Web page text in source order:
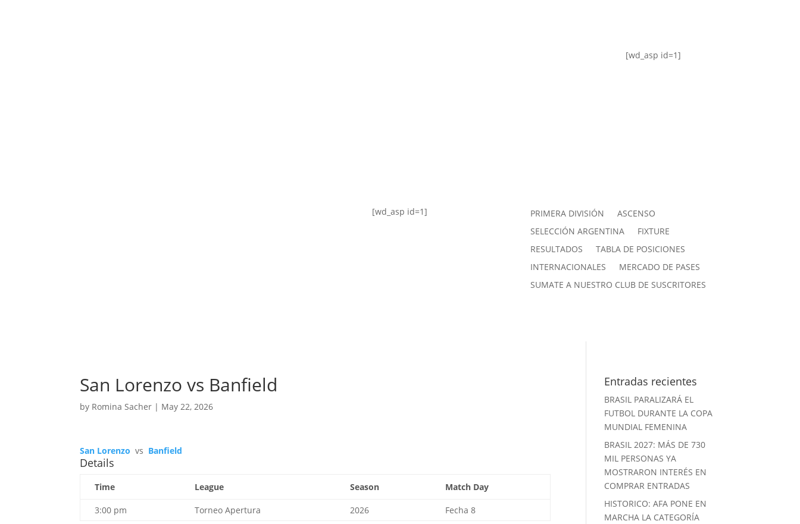
[wd_asp id=1]
[wd_asp id=1] PRIMERA DIVISIÓN
ASCENSO
SELECCIÓN ARGENTINA
FIXTURE
RESULTADOS
TABLA DE POSICIONES
INTERNACIONALES
MERCADO DE PASES
SUMATE A NUESTRO CLUB DE SUSCRITORES
San Lorenzo vs Banfield
by Romina Sacher | May 22, 2026
San Lorenzo vs Banfield
Details
Time League Season Match Day
3:00 pm Torneo Apertura 2026 Fecha 8
Entradas recientes
BRASIL PARALIZARÁ EL
FUTBOL DURANTE LA COPA
MUNDIAL FEMENINA
BRASIL 2027: MÁS DE 730
MIL PERSONAS YA
MOSTRARON INTERÉS EN
COMPRAR ENTRADAS
HISTORICO: AFA PONE EN
MARCHA LA CATEGORÍA